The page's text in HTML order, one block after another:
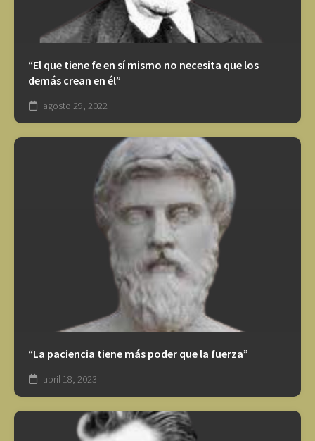
“El que tiene fe en sí mismo no necesita que los
demás crean en él”
agosto 29, 2022
“La paciencia tiene más poder que la fuerza”
abril 18, 2023